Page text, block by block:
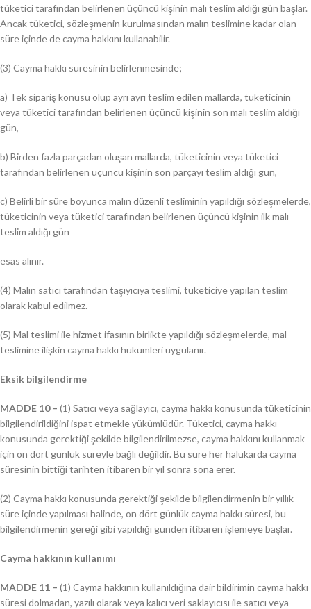
tüketici tarafından belirlenen üçüncü kişinin malı teslim aldığı gün başlar.
Ancak tüketici, sözleşmenin kurulmasından malın teslimine kadar olan
süre içinde de cayma hakkını kullanabilir.
(3) Cayma hakkı süresinin belirlenmesinde;
a) Tek sipariş konusu olup ayrı ayrı teslim edilen mallarda, tüketicinin
veya tüketici tarafından belirlenen üçüncü kişinin son malı teslim aldığı
gün,
b) Birden fazla parçadan oluşan mallarda, tüketicinin veya tüketici
tarafından belirlenen üçüncü kişinin son parçayı teslim aldığı gün,
c) Belirli bir süre boyunca malın düzenli tesliminin yapıldığı sözleşmelerde,
tüketicinin veya tüketici tarafından belirlenen üçüncü kişinin ilk malı
teslim aldığı gün
esas alınır.
(4) Malın satıcı tarafından taşıyıcıya teslimi, tüketiciye yapılan teslim
olarak kabul edilmez.
(5) Mal teslimi ile hizmet ifasının birlikte yapıldığı sözleşmelerde, mal
teslimine ilişkin cayma hakkı hükümleri uygulanır.
Eksik bilgilendirme
MADDE 10 – (1) Satıcı veya sağlayıcı, cayma hakkı konusunda tüketicinin
bilgilendirildiğini ispat etmekle yükümlüdür. Tüketici, cayma hakkı
konusunda gerektiği şekilde bilgilendirilmezse, cayma hakkını kullanmak
için on dört günlük süreyle bağlı değildir. Bu süre her halükarda cayma
süresinin bittiği tarihten itibaren bir yıl sonra sona erer.
(2) Cayma hakkı konusunda gerektiği şekilde bilgilendirmenin bir yıllık
süre içinde yapılması halinde, on dört günlük cayma hakkı süresi, bu
bilgilendirmenin gereği gibi yapıldığı günden itibaren işlemeye başlar.
Cayma hakkının kullanımı
MADDE 11 – (1) Cayma hakkının kullanıldığına dair bildirimin cayma hakkı
süresi dolmadan, yazılı olarak veya kalıcı veri saklayıcısı ile satıcı veya